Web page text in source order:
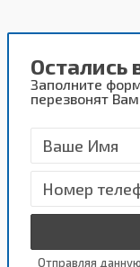
Остались
Заполните
перезвонят
Отправляя